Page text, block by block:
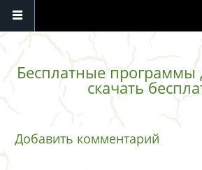
Перейти к основному содержанию
Бесплатные программы
скачать
Добавить комментарий